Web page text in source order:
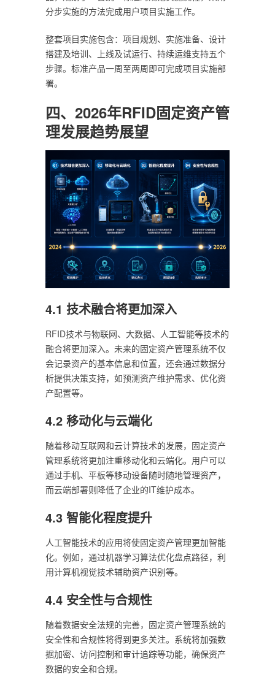
分步实施的方法完成用户项目实施工作。
整套项目实施包含：项目规划、实施准备、设计
搭建及培训、上线及试运行、持续运维支持五个
步骤。标准产品一周至两周即可完成项目实施部
署。
四、2026年RFID固定资产管
理发展趋势展望
4.1 技术融合将更加深入
RFID技术与物联网、大数据、人工智能等技术的
融合将更加深入。未来的固定资产管理系统不仅
会记录资产的基本信息和位置，还会通过数据分
析提供决策支持，如预测资产维护需求、优化资
产配置等。
4.2 移动化与云端化
随着移动互联网和云计算技术的发展，固定资产
管理系统将更加注重移动化和云端化。用户可以
通过手机、平板等移动设备随时随地管理资产，
而云端部署则降低了企业的IT维护成本。
4.3 智能化程度提升
人工智能技术的应用将使固定资产管理更加智能
化。例如，通过机器学习算法优化盘点路径，利
用计算机视觉技术辅助资产识别等。
4.4 安全性与合规性
随着数据安全法规的完善，固定资产管理系统的
安全性和合规性将得到更多关注。系统将加强数
据加密、访问控制和审计追踪等功能，确保资产
数据的安全和合规。